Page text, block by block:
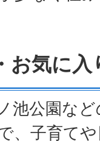
お気に入
池公園な
、子育て